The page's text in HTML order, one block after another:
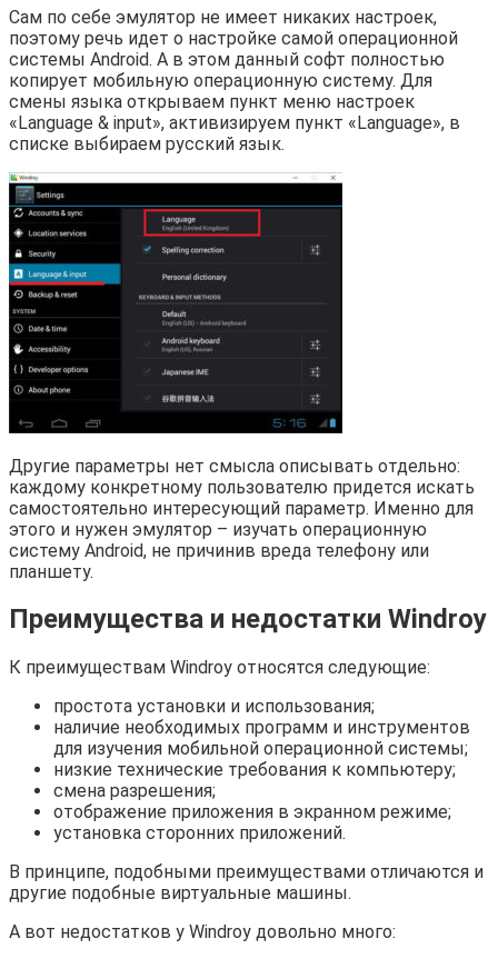
Сам по себе эмулятор не имеет никаких настроек,
поэтому речь идет о настройке самой операционной
системы Android. А в этом данный софт полностью
копирует мобильную операционную систему. Для
смены языка открываем пункт меню настроек
«Language & input», активизируем пункт «Language», в
списке выбираем русский язык.
Другие параметры нет смысла описывать отдельно:
каждому конкретному пользователю придется искать
самостоятельно интересующий параметр. Именно для
этого и нужен эмулятор – изучать операционную
систему Android, не причинив вреда телефону или
планшету.
Преимущества и недостатки Windroy
К преимуществам Windroy относятся следующие:
простота установки и использования;
наличие необходимых программ и инструментов
для изучения мобильной операционной системы;
низкие технические требования к компьютеру;
смена разрешения;
отображение приложения в экранном режиме;
установка сторонних приложений.
В принципе, подобными преимуществами отличаются и
другие подобные виртуальные машины.
А вот недостатков у Windroy довольно много: